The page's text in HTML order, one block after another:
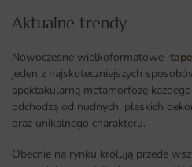
Aktualne trendy​
Nowoczesne wielkoformatowe
jeden z najskuteczniejszych
spektakularną metamorfozę
odchodzą od nudnych, płaskich
oraz unikalnego charakteru.
Obecnie na rynku królują przede